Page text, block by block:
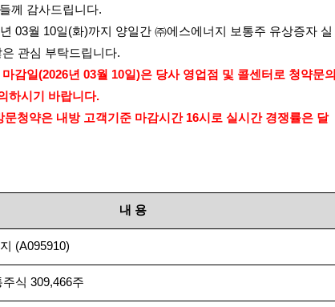
께 감사드립니다.
년 03월 10일(화)까지 양일간 ㈜에스에너지 보통주 유상증자 실
관심 부탁드립니다.
감일(2026년 03월 10일)은 당사 영업점 및 콜센터로 청약문의
하시기 바랍니다.
문청약은 내방 고객기준 마감시간16시로 실시간 경쟁률은 달
내 용
(A095910)
주식309,466주